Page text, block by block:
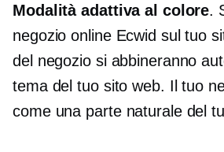
Modalità adattiva al colore.
negozio online Ecwid sul tuo
del negozio si abbineranno
tema del tuo sito web. Il tuo
come una parte naturale del